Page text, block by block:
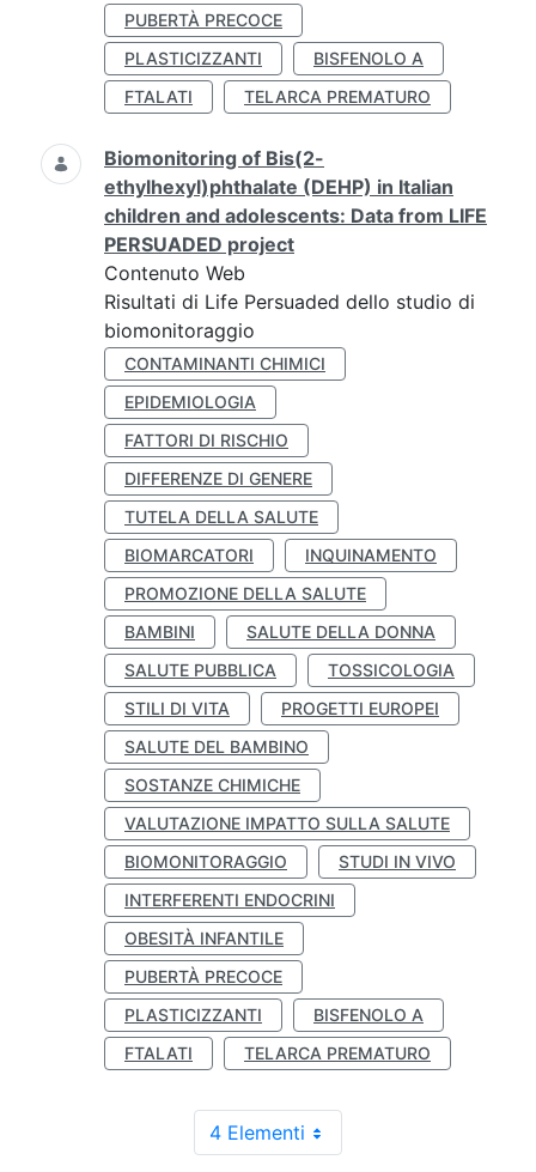
PUBERTÀ PRECOCE
PLASTICIZZANTI
BISFENOLO A
FTALATI
TELARCA PREMATURO
Biomonitoring of Bis(2-
ethylhexyl)phthalate (DEHP) in Italian
children and adolescents: Data from LIFE
PERSUADED project
Contenuto Web
Risultati di Life Persuaded dello studio di
biomonitoraggio
CONTAMINANTI CHIMICI
EPIDEMIOLOGIA
FATTORI DI RISCHIO
DIFFERENZE DI GENERE
TUTELA DELLA SALUTE
BIOMARCATORI
INQUINAMENTO
PROMOZIONE DELLA SALUTE
BAMBINI
SALUTE DELLA DONNA
SALUTE PUBBLICA
TOSSICOLOGIA
STILI DI VITA
PROGETTI EUROPEI
SALUTE DEL BAMBINO
SOSTANZE CHIMICHE
VALUTAZIONE IMPATTO SULLA SALUTE
BIOMONITORAGGIO
STUDI IN VIVO
INTERFERENTI ENDOCRINI
OBESITÀ INFANTILE
PUBERTÀ PRECOCE
PLASTICIZZANTI
BISFENOLO A
FTALATI
TELARCA PREMATURO
4 Elementi